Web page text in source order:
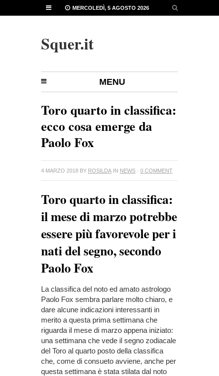
MERCOLEDÌ, 5 AGOSTO 2026
Squer.it
MENU
Toro quarto in classifica:
ecco cosa emerge da
Paolo Fox
4 MARZO 2018 BY ROSILDA IN NEWS · 0 COMMENT
Toro quarto in classifica:
il mese di marzo potrebbe
essere più favorevole per i
nati del segno, secondo
Paolo Fox
La classifica del noto ed amato astrologo
Paolo Fox sembra parlare molto chiaro, e
dare alcune indicazioni interessanti in
merito a questa prima settimana che
riguarda il mese di marzo appena iniziato:
una settimana che vede il segno zodiacale
del Toro al quarto posto della classifica
che, come di consueto avviene, anche per
questa settimana è stata stilata dal noto